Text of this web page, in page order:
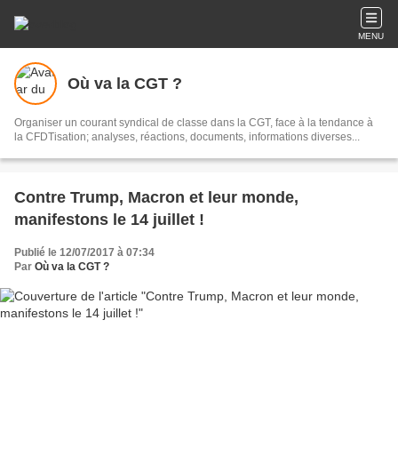
MENU
Où va la CGT ?
Organiser un courant syndical de classe dans la CGT, face à la tendance à
la CFDTisation; analyses, réactions, documents, informations diverses...
Contre Trump, Macron et leur monde,
manifestons le 14 juillet !
Publié le 12/07/2017 à 07:34
Par Où va la CGT ?